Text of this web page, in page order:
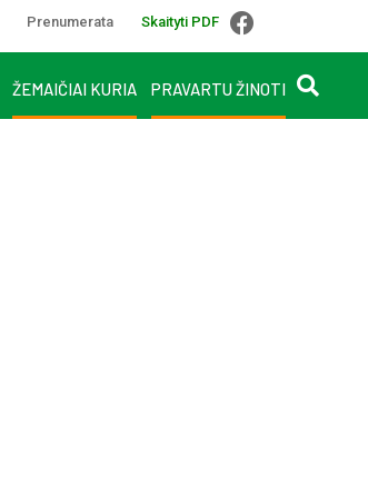
Prenumerata Skaityti PDF
ŽEMAIČIAI KURIA PRAVARTU ŽINOTI